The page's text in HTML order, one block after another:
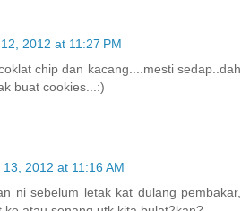
2012 at 11:27 PM
chip dan kacang....mesti sedap..dah
buat cookies...:)
2012 at 11:16 AM
ni sebelum letak kat dulang pembakar,